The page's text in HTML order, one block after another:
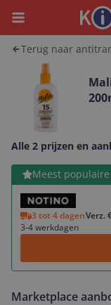
Menu
Terug naar
Alle 2 prijzen en
Meest
3 tot 4 dagenVerz.
3-4 werkdagen
Bekijk product
Marketplace